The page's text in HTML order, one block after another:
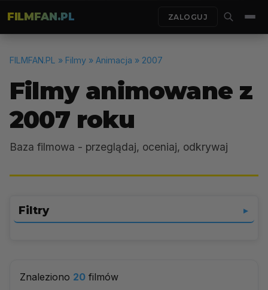
FILMFAN.PL ZALOGUJ
FILMFAN.PL » Filmy » Animacja » 2007
Filmy animowane z
2007 roku
Baza filmowa - przeglądaj, oceniaj, odkrywaj
Filtry ▼
Znaleziono 20 filmów